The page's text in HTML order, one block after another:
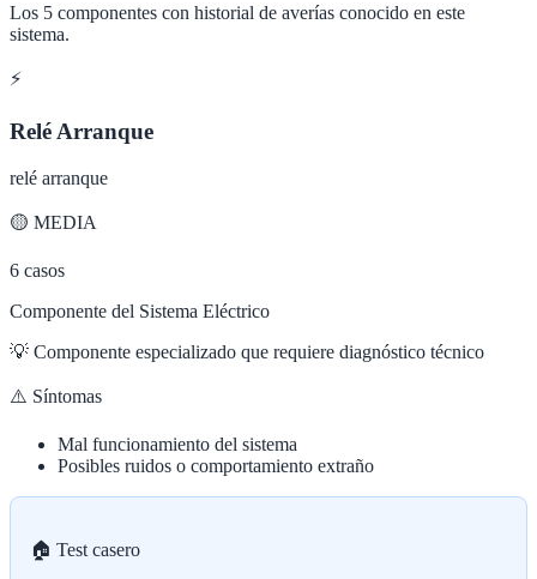
Los 5 componentes con historial de averías conocido en este
sistema.
⚡
Relé Arranque
relé arranque
🟡 MEDIA
6 casos
Componente del Sistema Eléctrico
💡 Componente especializado que requiere diagnóstico técnico
⚠️ Síntomas
Mal funcionamiento del sistema
Posibles ruidos o comportamiento extraño
🏠 Test casero